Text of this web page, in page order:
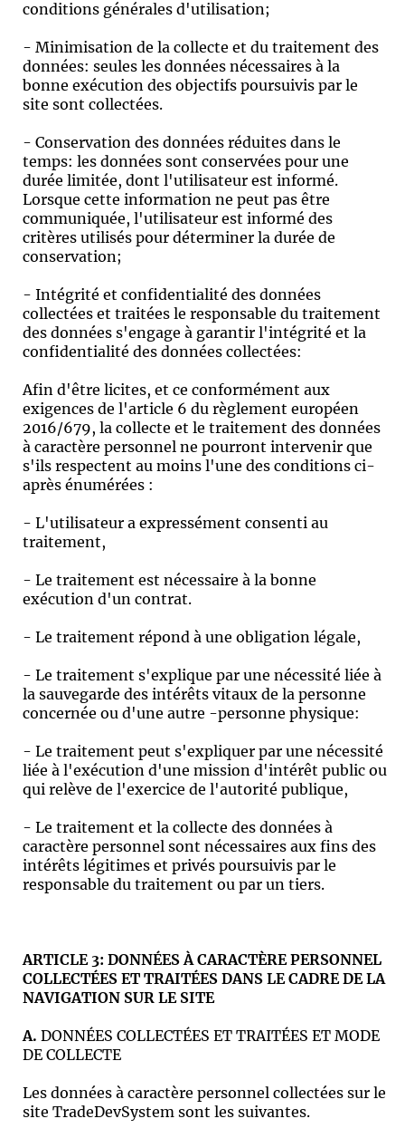
conditions générales d'utilisation;
- Minimisation de la collecte et du traitement des
données: seules les données nécessaires à la
bonne exécution des objectifs poursuivis par le
site sont collectées.
- Conservation des données réduites dans le
temps: les données sont conservées pour une
durée limitée, dont l'utilisateur est informé.
Lorsque cette information ne peut pas être
communiquée, l'utilisateur est informé des
critères utilisés pour déterminer la durée de
conservation;
- Intégrité et confidentialité des données
collectées et traitées le responsable du traitement
des données s'engage à garantir l'intégrité et la
confidentialité des données collectées:
Afin d'être licites, et ce conformément aux
exigences de l'article 6 du règlement européen
2016/679, la collecte et le traitement des données
à caractère personnel ne pourront intervenir que
s'ils respectent au moins l'une des conditions ci-
après énumérées :
- L'utilisateur a expressément consenti au
traitement,
- Le traitement est nécessaire à la bonne
exécution d'un contrat.
- Le traitement répond à une obligation légale,
- Le traitement s'explique par une nécessité liée à
la sauvegarde des intérêts vitaux de la personne
concernée ou d'une autre -personne physique:
- Le traitement peut s'expliquer par une nécessité
liée à l'exécution d'une mission d'intérêt public ou
qui relève de l'exercice de l'autorité publique,
- Le traitement et la collecte des données à
caractère personnel sont nécessaires aux fins des
intérêts légitimes et privés poursuivis par le
responsable du traitement ou par un tiers.
ARTICLE 3: DONNÉES À CARACTÈRE PERSONNEL
COLLECTÉES ET TRAITÉES DANS LE CADRE DE LA
NAVIGATION SUR LE SITE
A. DONNÉES COLLECTÉES ET TRAITÉES ET MODE
DE COLLECTE
Les données à caractère personnel collectées sur le
site TradeDevSystem sont les suivantes.